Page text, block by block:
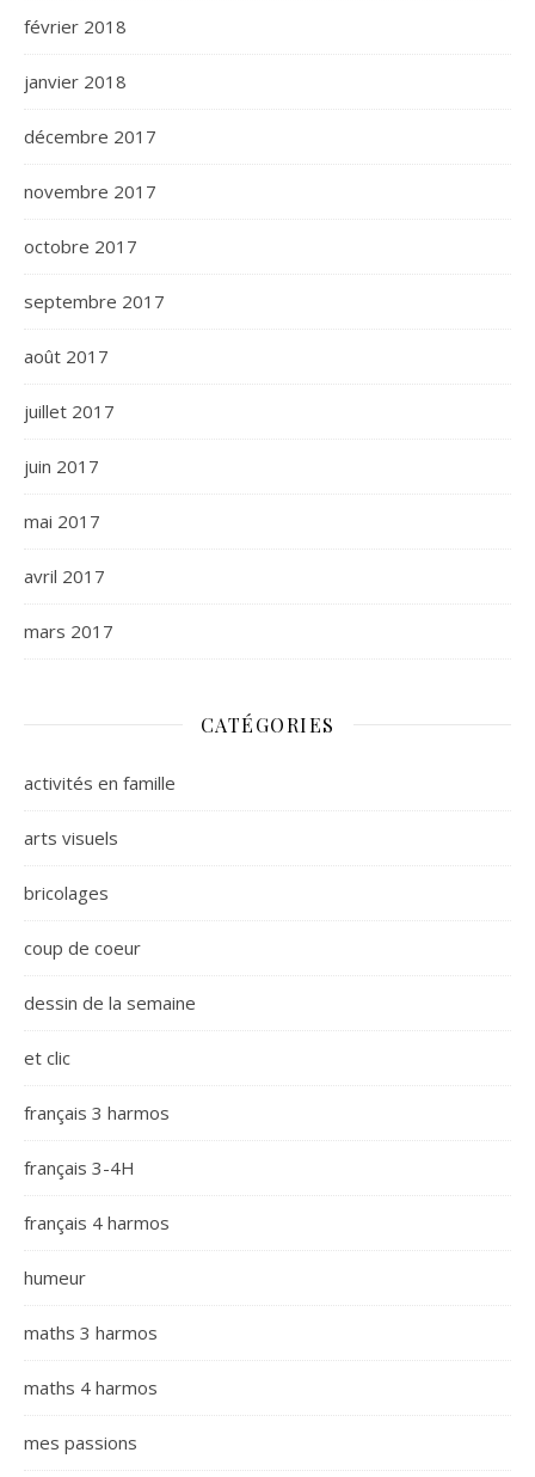
février 2018
janvier 2018
décembre 2017
novembre 2017
octobre 2017
septembre 2017
août 2017
juillet 2017
juin 2017
mai 2017
avril 2017
mars 2017
CATÉGORIES
activités en famille
arts visuels
bricolages
coup de coeur
dessin de la semaine
et clic
français 3 harmos
français 3-4H
français 4 harmos
humeur
maths 3 harmos
maths 4 harmos
mes passions